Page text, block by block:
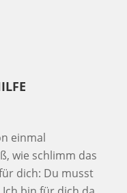
einmal
wie schlimm das
dich: Du musst